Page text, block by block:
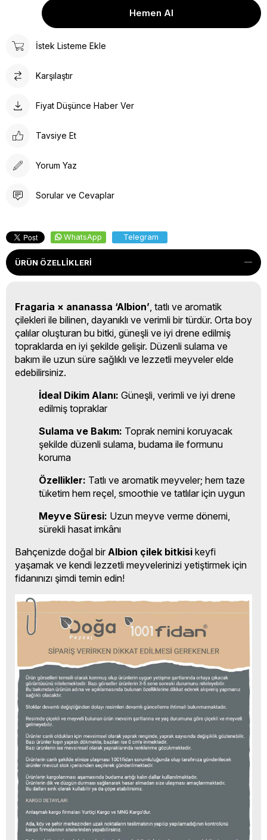
İstek Listeme Ekle
Karşılaştır
Fiyat Düşünce Haber Ver
Tavsiye Et
Yorum Yaz
Sorular ve Cevaplar
WhatsApp Telegram
ÜRÜN ÖZELLIKLERI
Fragaria × ananassa ‘Albion’ , tatlı ve aromatik
çilekleri ile bilinen, dayanıklı ve verimli bir türdür. Orta boy
çalılar oluşturan bu bitki, güneşli ve iyi drene edilmiş
topraklarda en iyi şekilde gelişir. Düzenli sulama ve
bakım ile uzun süre sağlıklı ve lezzetli meyveler elde
edebilirsiniz.
İdeal Dikim Alanı: Güneşli, verimli ve iyi drene
edilmiş topraklar
Sulama ve Bakım: Toprak nemini koruyacak
şekilde düzenli sulama, budama ile formunu
koruma
Özellikler: Tatlı ve aromatik meyveler; hem taze
tüketim hem reçel, smoothie ve tatlılar için uygun
Meyve Süresi: Uzun meyve verme dönemi,
sürekli hasat imkânı
Bahçenizde doğal bir Albion çilek bitkisi keyfi
yaşamak ve kendi lezzetli meyvelerinizi yetiştirmek için
fidanınızı şimdi temin edin!